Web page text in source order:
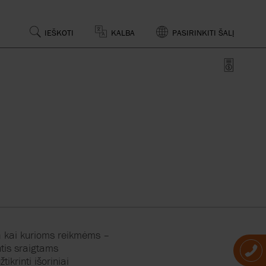
PASIRINKITI ŠALĮ
KALBA
IEŠKOTI
kai kurioms reikmėms –
sraigtams
išoriniai